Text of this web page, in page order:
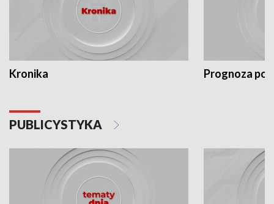
Kronika Prognoza
PUBLICYSTYKA